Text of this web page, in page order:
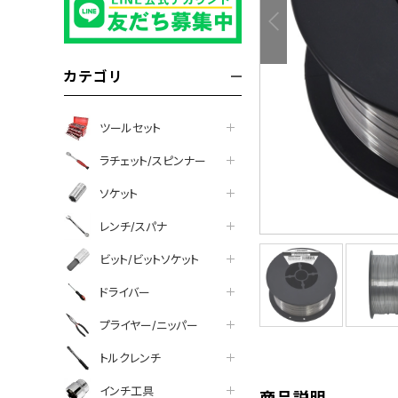
カテゴリ
ツールセット
ラチェット/スピンナー
ソケット
レンチ/スパナ
ビット/ビットソケット
ドライバー
プライヤー/ニッパー
トルクレンチ
インチ工具
facebook
line